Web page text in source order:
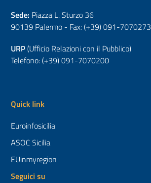
Sede: Piazza L. Sturzo 36
90139 Palermo - Fax: (+39) 091-7070273
URP(Ufficio Relazioni con il Pubblico)
Telefono: (+39) 091-7070200
Quick link
Euroinfosicilia
ASOC Sicilia
EUinmyregion
Seguici su